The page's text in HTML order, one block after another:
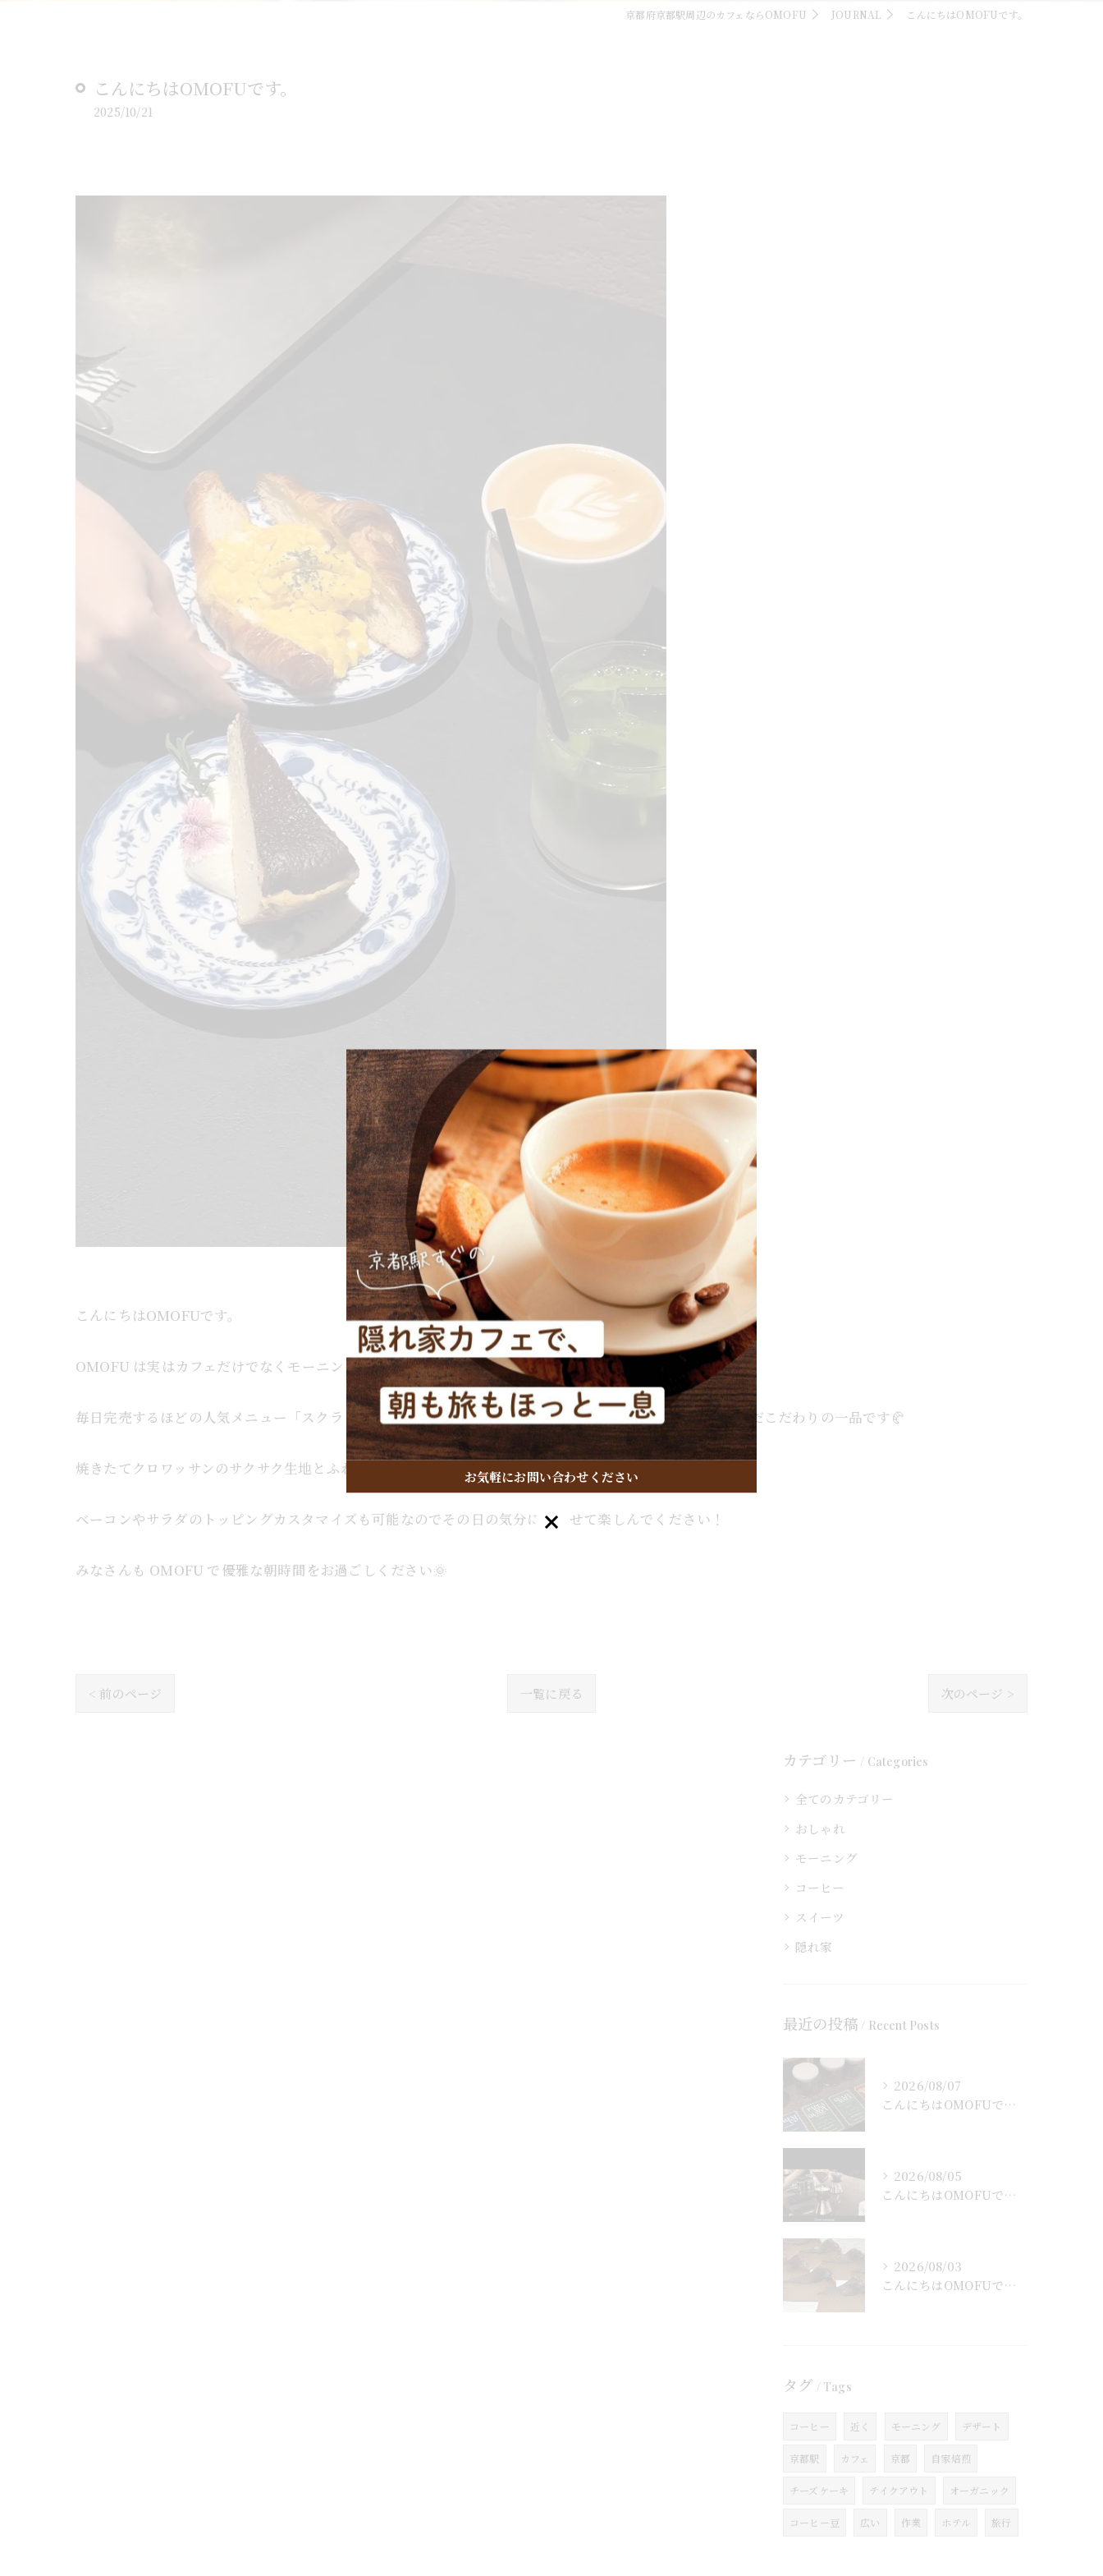
京都府京都駅周辺のカフェならOMOFU JOURNAL こんにちはOMOFUです。
こんにちはOMOFUです。
2025/10/21
こんにちはOMOFUです。
OMOFU は実はカフェだけでなくモーニングもご用意しています！
毎日完売するほどの人気メニュー「スクランブルエッグクロワッサン」は仕上げにトリュフオイルを仕込んだこだわりの一品です🥐
焼きたてクロワッサンのサクサク生地とふわとろ卵の食感がたまらない贅沢な朝ごはん🍽️
ベーコンやサラダのトッピングカスタマイズも可能なのでその日の気分に合わせて楽しんでください！
みなさんも OMOFU で優雅な朝時間をお過ごしください🌞
< 前のページ 一覧に戻る 次のページ >
カテゴリー Categories
全てのカテゴリー
おしゃれ
モーニング
コーヒー
スイーツ
隠れ家
最近の投稿 Recent Posts
2026/08/07
こんにちはOMOFUです！
2026/08/05
こんにちはOMOFUです！
2026/08/03
こんにちはOMOFUです！
タグ Tags
コーヒー 近く モーニング デザート
京都駅 カフェ 京都 自家焙煎
チーズケーキ テイクアウト オーガニック
コーヒー豆 広い 作業 ホテル 旅行
お気軽にお問い合わせください
お気軽にお問い合わせください